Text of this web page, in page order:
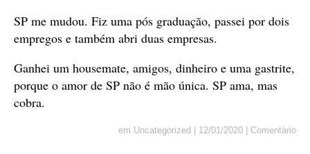
SP me mudou. Fiz uma pós graduação, passei por dois
empregos e também abri duas empresas.
Ganhei um housemate, amigos, dinheiro e uma gastrite,
porque o amor de SP não é mão única. SP ama, mas
cobra.
em Uncategorized 12/01/2020 Comentário